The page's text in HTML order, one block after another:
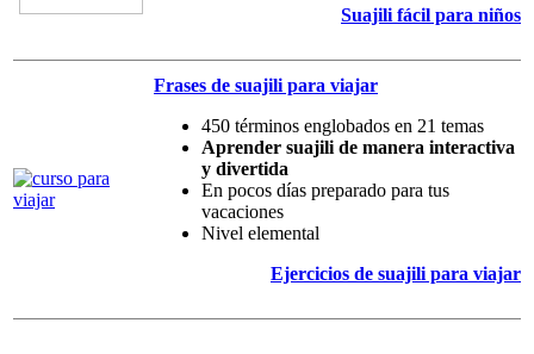
Suajili fácil para niños
Frases de suajili para viajar
450 términos englobados en 21 temas
Aprender suajili de manera interactiva
y divertida
En pocos días preparado para tus
vacaciones
Nivel elemental
Ejercicios de suajili para viajar